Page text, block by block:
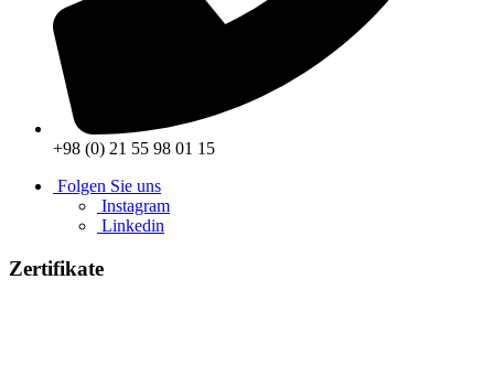
+98 (0) 21 55 98 01 15
Folgen Sie uns
Instagram
Linkedin
Zertifikate